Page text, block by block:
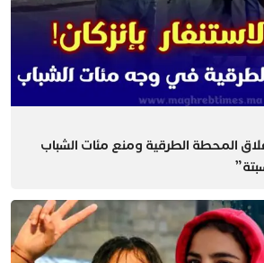
إغلاق المحطة الطرقية ومنع مئات الشباب